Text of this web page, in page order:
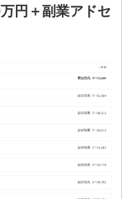
円＋副業アドセ